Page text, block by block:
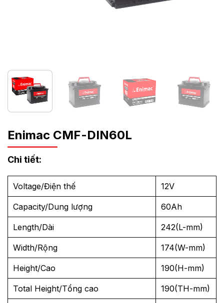
Enimac CMF-DIN60L
Chi tiết:
Voltage/Điện thế 12V
Capacity/Dung lượng 60Ah
Length/Dài 242(L-mm)
Width/Rộng 174(W-mm)
Height/Cao 190(H-mm)
Total Height/Tổng cao 190(TH-mm)